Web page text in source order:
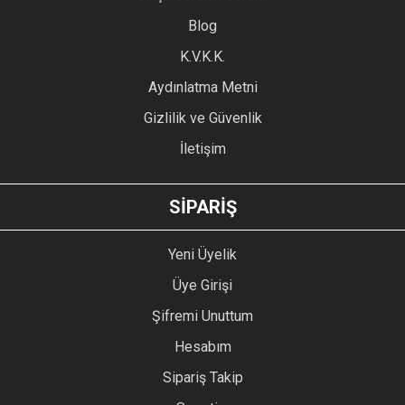
Ürün bilgilerinde hatalar bulunuyor.
Ürün fiyatı diğer sitelerden daha pahalı.
GÖNDER
Blog
K.V.K.K.
Aydınlatma Metni
Gizlilik ve Güvenlik
İletişim
SİPARİŞ
Yeni Üyelik
Üye Girişi
Şifremi Unuttum
Hesabım
Sipariş Takip